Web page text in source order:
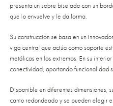
presenta un sobre biselado con un
que lo envuelve y le da forma.
Su construcción se basa en un
viga central que actúa como soporte
metálicas en los extremos. En su
conectividad, aportando funcionalidad
Disponible en diferentes dimensiones,
canto redondeado y se pueden elegir